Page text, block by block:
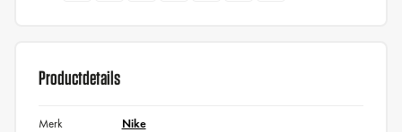
Productdetails
Merk Nike